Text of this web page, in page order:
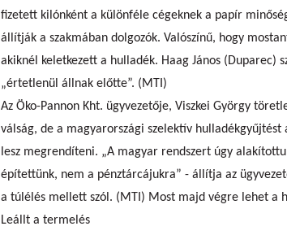
fizetett kilónként a különféle cégeknek a papír
állítják a szakmában dolgozók. Valószínű, hogy
akiknél keletkezett a hulladék. Haag János (Duparec)
„értetlenül állnak előtte”. (MTI)
Az Öko-Pannon Kht. ügyvezetője, Viszkei György
válság, de a magyarországi szelektív
lesz megrendíteni. „A magyar rendszert úgy
építettünk, nem a pénztárcájukra” - állítja az
a túlélés mellett szól. (MTI) Most majd végre lehet a
Leállt a termelés